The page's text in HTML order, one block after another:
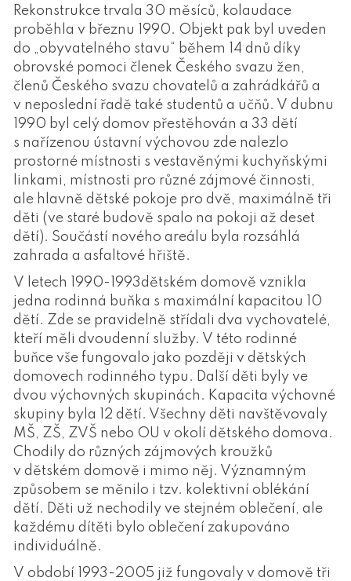
Rekonstrukce trvala 30 měsíců, kolaudace
proběhla v březnu 1990. Objekt pak byl uveden
do „obyvatelného stavu“ během 14 dnů díky
obrovské pomoci členek Českého svazu žen,
členů Českého svazu chovatelů a zahrádkářů a
v neposlední řadě také studentů a učňů. V dubnu
1990 byl celý domov přestěhován a 33 dětí
s nařízenou ústavní výchovou zde nalezlo
prostorné místnosti s vestavěnými kuchyňskými
linkami, místnosti pro různé zájmové činnosti,
ale hlavně dětské pokoje pro dvě, maximálně tři
děti (ve staré budově spalo na pokoji až deset
dětí). Součástí nového areálu byla rozsáhlá
zahrada a asfaltové hřiště.
V letech 1990-1993dětském domově vznikla
jedna rodinná buňka s maximální kapacitou 10
dětí. Zde se pravidelně střídali dva vychovatelé,
kteří měli dvoudenní služby. V této rodinné
buňce vše fungovalo jako později v dětských
domovech rodinného typu. Další děti byly ve
dvou výchovných skupinách. Kapacita výchovné
skupiny byla 12 dětí. Všechny děti navštěvovaly
MŠ, ZŠ, ZVŠ nebo OU v okolí dětského domova.
Chodily do různých zájmových kroužků
v dětském domově i mimo něj. Významným
způsobem se měnilo i tzv. kolektivní oblékání
dětí. Děti už nechodily ve stejném oblečení, ale
každému dítěti bylo oblečení zakupováno
individuálně.
V období 1993-2005 již fungovaly v domově tři